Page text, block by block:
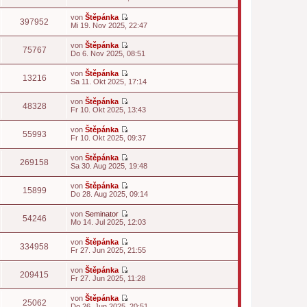
t
r
g
i
t
r
g
t
r
i
t
r
g
e
s
t
r
i
t
r
g
397952 von Štěpánka
N
s
t
r
i
t
r
g
Mi 19. Nov 2025, 22:47
75767 von Štěpánka
N
s
t
r
i
t
r
g
Do 6. Nov 2025, 08:51
13216 von Štěpánka
N
s
t
r
t
r
g
Sa 11. Okt 2025, 17:14
48328 von Štěpánka
N
s
t
r
r
g
Fr 10. Okt 2025, 13:43
55993 von Štěpánka
N
s
t
r
i
t
r
g
Fr 10. Okt 2025, 09:37
269158 von Štěpánka
N
s
t
r
i
t
r
g
Sa 30. Aug 2025, 19:48
15899 von Štěpánka
N
s
t
r
i
t
r
Do 28. Aug 2025, 09:14
54246 von Seminator
N
s
t
r
Mo 14. Jul 2025, 12:03
334958 von Štěpánka
N
s
t
Fr 27. Jun 2025, 21:55
209415 von Štěpánka
N
Fr 27. Jun 2025, 11:28
25062 von Štěpánka
N